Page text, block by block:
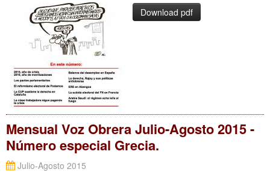
Download pdf
Mensual Voz Obrera Julio-Agosto 2015 -
Número especial Grecia.
Julio-Agosto 2015